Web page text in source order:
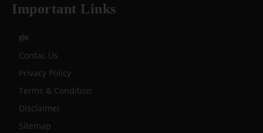
Important Links
होम
Contac Us
Privacy Policy
Terms & Condition
Disclaimer
Sitemap